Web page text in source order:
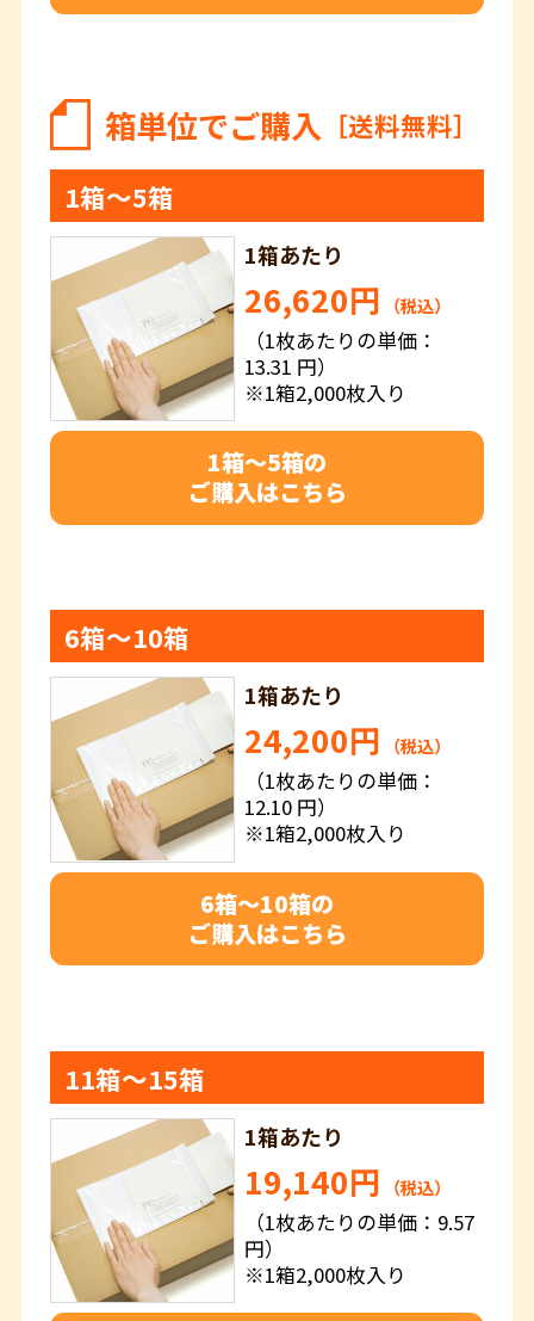
箱単位でご購入 ［送料無料］
1箱～5箱
1箱あたり
26,620円 （税込）
（1枚あたりの単価：
13.31 円）
※1箱2,000枚入り
1箱～5箱の
ご購入はこちら
6箱～10箱
1箱あたり
24,200円 （税込）
（1枚あたりの単価：
12.10 円）
※1箱2,000枚入り
6箱～10箱の
ご購入はこちら
11箱～15箱
1箱あたり
19,140円 （税込）
（1枚あたりの単価：9.57
円）
※1箱2,000枚入り